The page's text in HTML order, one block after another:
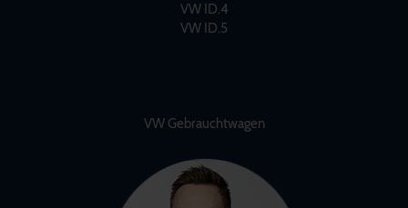
VW ID.4
VW ID.5
VW Gebrauchtwagen